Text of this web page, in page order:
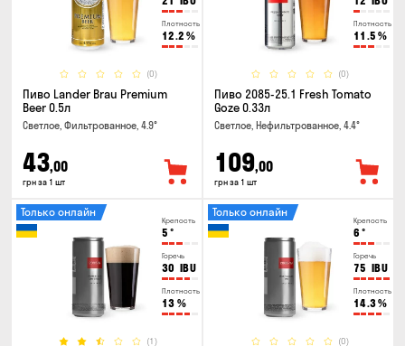
Плотность
12.2 %
(0)
Пиво Lander Brau Premium
Beer 0.5л
Светлое, Фильтрованное, 4.9°
43,00
грн за 1 шт
Плотность
11.5 %
(0)
Пиво 2085-25.1 Fresh Tomato
Goze 0.33л
Светлое, Нефильтрованное, 4.4°
109,00
грн за 1 шт
Крепость
5 °
Горечь
30 IBU
Плотность
13 %
(1)
Только онлайн
Крепость
6 °
Горечь
75 IBU
Плотность
14.3%
(0)
Только онлайн